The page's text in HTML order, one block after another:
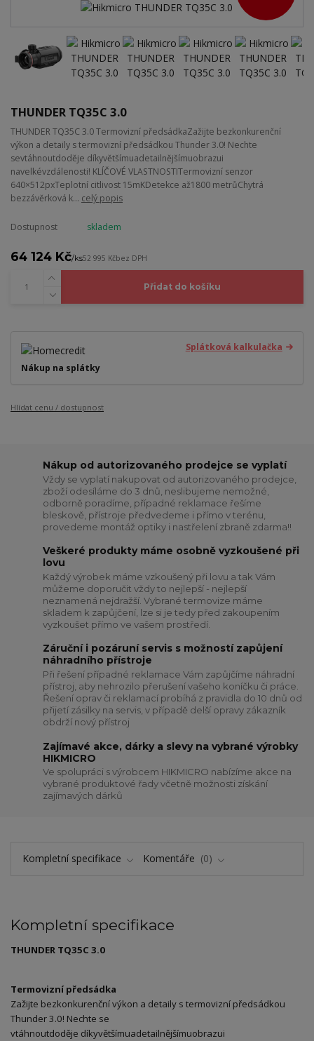
THUNDER TQ35C 3.0
THUNDER TQ35C 3.0 Termovizní předsádkaZažijte bezkonkurenční
výkon a detaily s termovizní předsádkou Thunder 3.0! Nechte
sevtáhnoutdoděje díkyvětšímuadetailnějšímuobrazui
navelkévzdálenosti! KLÍČOVÉ VLASTNOSTITermovizní senzor
640×512pxTeplotní citlivost 15mKDetekce až1800 metrůChytrá
bezzávěrková k... celý popis
Dostupnost skladem
64 124 Kč/ks52 995 Kčbez DPH
Přidat do košíku
Splátková kalkulačka
Nákup na splátky
Hlídat cenu / dostupnost
Nákup od autorizovaného prodejce se vyplatí
Vždy se vyplatí nakupovat od autorizovaného prodejce,
zboží odesíláme do 3 dnů, neslibujeme nemožné,
odborně poradíme, případné reklamace řešíme
bleskově, přístroje předvedeme i přímo v terénu,
provedeme montáž optiky i nastřelení zbraně zdarma!!
Veškeré produkty máme osobně vyzkoušené při
lovu
Každý výrobek máme vzkoušený při lovu a tak Vám
můžeme doporučit vždy to nejlepší - nejlepší
neznamená nejdražší. Vybrané termovize máme
skladem k zapůjčení, lze si je tedy před zakoupením
vyzkoušet přímo ve vašem prostředí.
Záruční i pozáruní servis s možností zapůjení
náhradního přístroje
Při řešení případné reklamace Vám zapůjčíme náhradní
přístroj, aby nehrozilo přerušení vašeho koníčku či práce.
Řešení oprav či reklamací probíhá z pravidla do 10 dnů od
přijetí zásilky na servis, v případě delší opravy zákazník
obdrží nový přístroj
Zajímavé akce, dárky a slevy na vybrané výrobky
HIKMICRO
Ve spolupráci s výrobcem HIKMICRO nabízíme akce na
vybrané produktové řady včetně možnosti získání
zajímavých dárků
Kompletní specifikace Komentáře 0
Kompletní specifikace
THUNDER TQ35C 3.0
Termovizní předsádka
Zažijte bezkonkurenční výkon a detaily s termovizní předsádkou
Thunder 3.0! Nechte se
vtáhnoutdoděje díkyvětšímuadetailnějšímuobrazui